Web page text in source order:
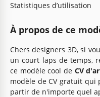
Statistiques d’utilisation
À propos de ce
Chers designers 3D, si
un court laps de temps,
ce modèle cool de CV
modèle de CV gratuit
partir de n'importe quel